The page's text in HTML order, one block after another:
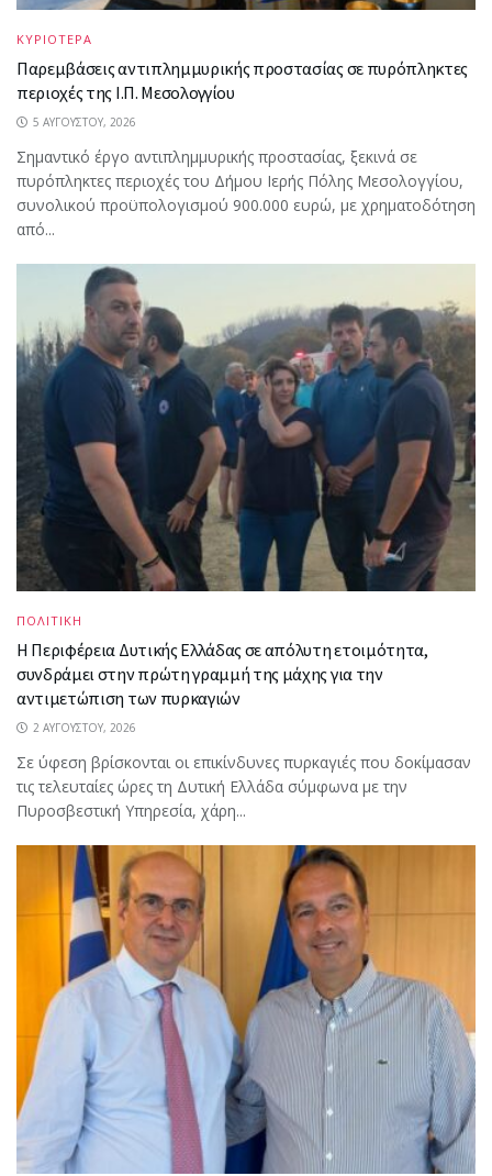
ΚΥΡΙΟΤΕΡΑ
Παρεμβάσεις αντιπλημμυρικής προστασίας σε πυρόπληκτες
περιοχές της Ι.Π. Μεσολογγίου
5 ΑΥΓΟΎΣΤΟΥ, 2026
Σημαντικό έργο αντιπλημμυρικής προστασίας, ξεκινά σε
πυρόπληκτες περιοχές του Δήμου Ιερής Πόλης Μεσολογγίου,
συνολικού προϋπολογισμού 900.000 ευρώ, με χρηματοδότηση
από...
ΠΟΛΙΤΙΚΗ
Η Περιφέρεια Δυτικής Ελλάδας σε απόλυτη ετοιμότητα,
συνδράμει στην πρώτη γραμμή της μάχης για την
αντιμετώπιση των πυρκαγιών
2 ΑΥΓΟΎΣΤΟΥ, 2026
Σε ύφεση βρίσκονται οι επικίνδυνες πυρκαγιές που δοκίμασαν
τις τελευταίες ώρες τη Δυτική Ελλάδα σύμφωνα με την
Πυροσβεστική Υπηρεσία, χάρη...